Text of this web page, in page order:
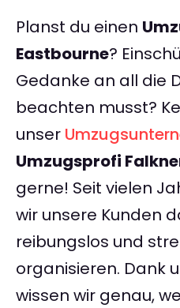
Planst du einen
Eastbourne?
Gedanke an all die
beachten musst?
unser
Umzugsprofi
gerne! Seit vielen
wir unsere Kunden
reibungslos und
organisieren. Dank
wissen wir genau,